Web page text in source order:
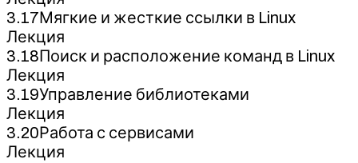
3.17Мягкие и жесткие ссылки в Linux
Лекция
3.18Поиск и расположение команд в Linux
Лекция
3.19Управление библиотеками
Лекция
3.20Работа с сервисами
Лекция